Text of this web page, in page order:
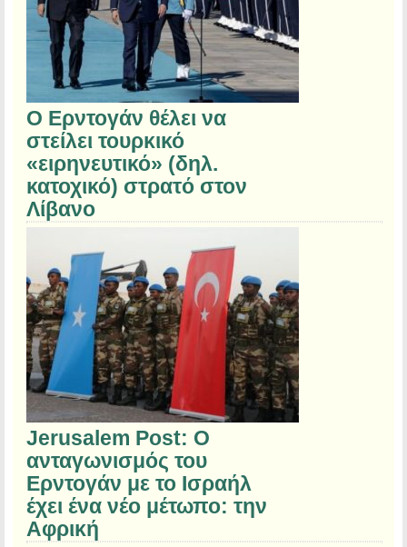
Ο Ερντογάν θέλει να
στείλει τουρκικό
«ειρηνευτικό» (δηλ.
κατοχικό) στρατό στον
Λίβανο
Jerusalem Post: Ο
ανταγωνισμός του
Ερντογάν με το Ισραήλ
έχει ένα νέο μέτωπο: την
Αφρική